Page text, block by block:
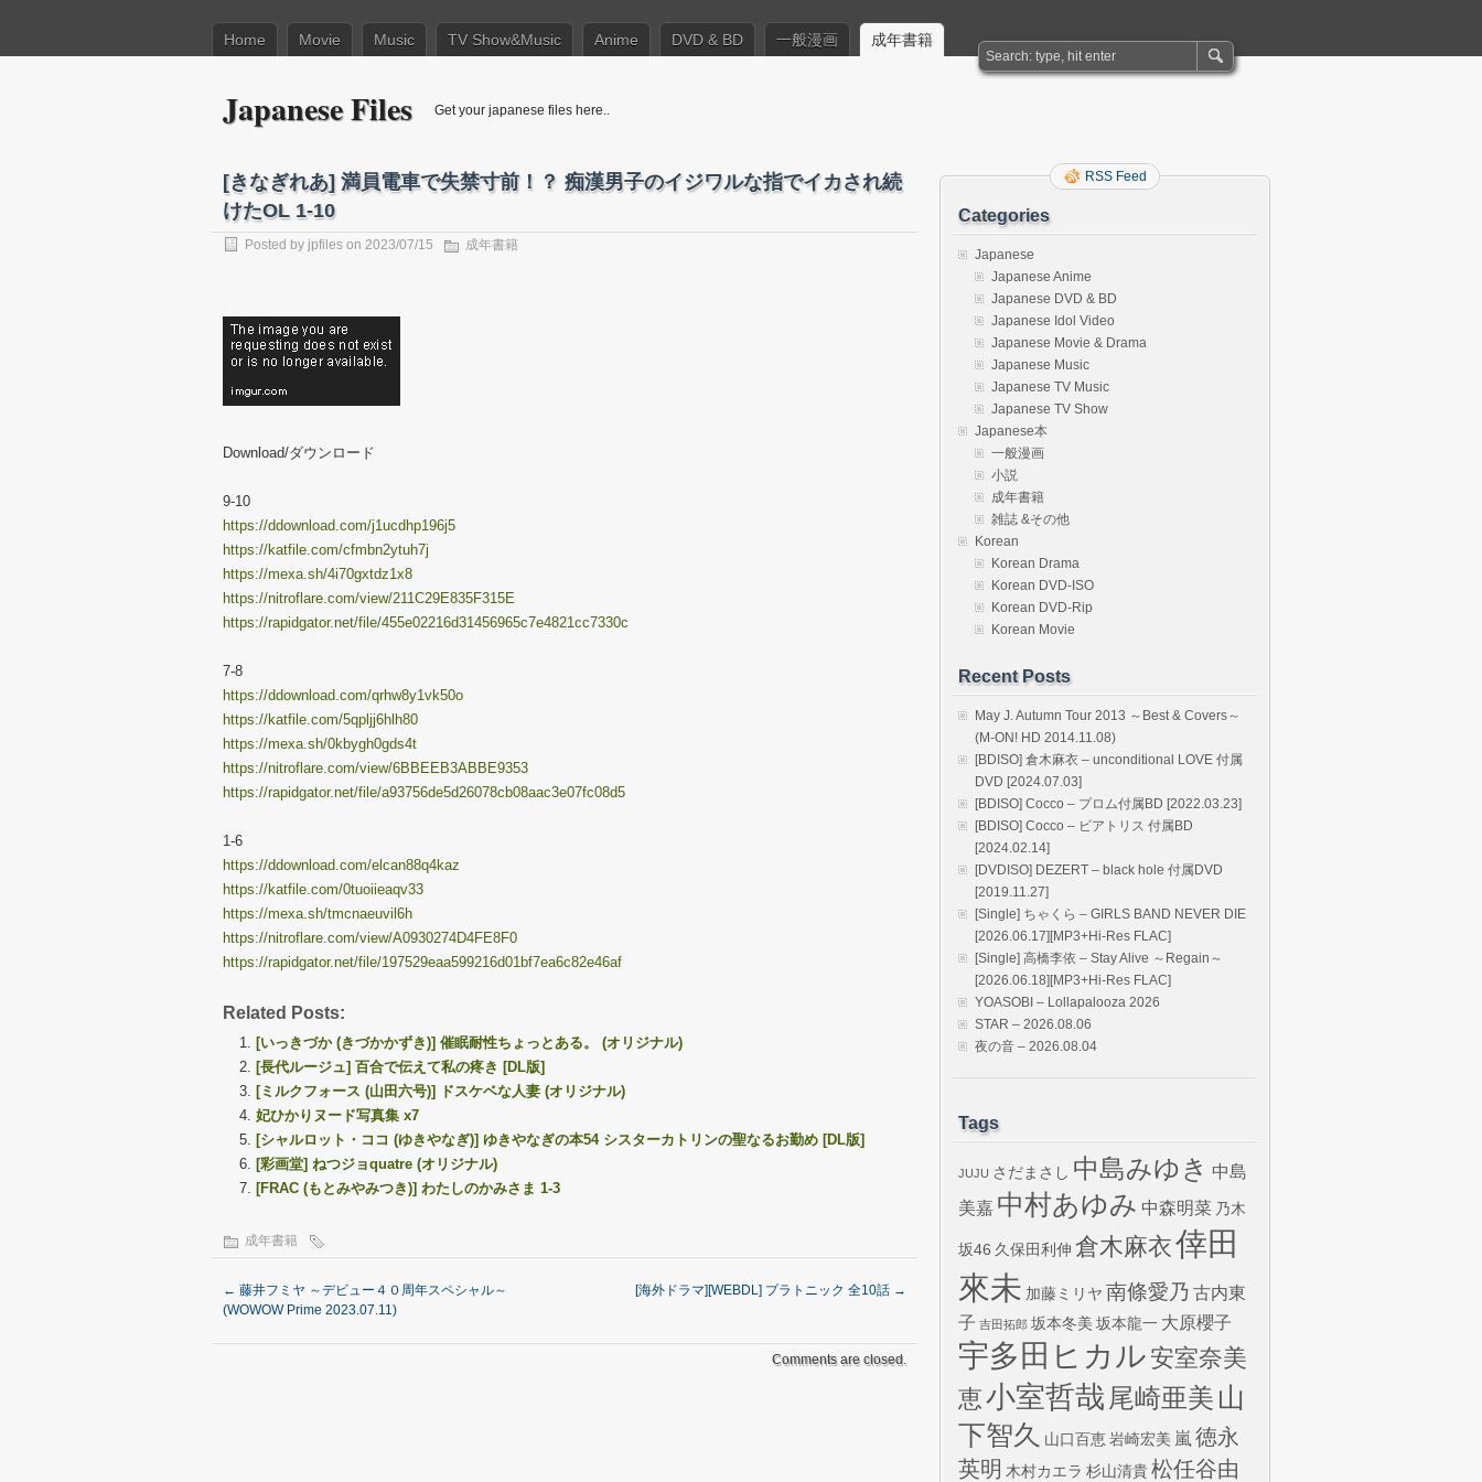
Home Movie Music TV Show&Music Anime DVD & BD 一般漫画 成年書籍
Japanese Files Get your japanese files here..
[きなぎれあ] 満員電車で失禁寸前！？ 痴漢男子のイジワルな指でイカされ続
けたOL 1-10
Posted by jpfiles on 2023/07/15 成年書籍
Download/ダウンロード
9-10
https://ddownload.com/j1ucdhp196j5
https://katfile.com/cfmbn2ytuh7j
https://mexa.sh/4i70gxtdz1x8
https://nitroflare.com/view/211C29E835F315E
https://rapidgator.net/file/455e02216d31456965c7e4821cc7330c
7-8
https://ddownload.com/qrhw8y1vk50o
https://katfile.com/5qpljj6hlh80
https://mexa.sh/0kbygh0gds4t
https://nitroflare.com/view/6BBEEB3ABBE9353
https://rapidgator.net/file/a93756de5d26078cb08aac3e07fc08d5
1-6
https://ddownload.com/elcan88q4kaz
https://katfile.com/0tuoiieaqv33
https://mexa.sh/tmcnaeuvil6h
https://nitroflare.com/view/A0930274D4FE8F0
https://rapidgator.net/file/197529eaa599216d01bf7ea6c82e46af
Related Posts:
[いっきづか (きづかかずき)] 催眠耐性ちょっとある。 (オリジナル)
[長代ルージュ] 百合で伝えて私の疼き [DL版]
[ミルクフォース (山田六号)] ドスケベな人妻 (オリジナル)
妃ひかりヌード写真集 x7
[シャルロット・ココ (ゆきやなぎ)] ゆきやなぎの本54 シスターカトリンの聖なるお勤め [DL版]
[彩画堂] ねつジョquatre (オリジナル)
[FRAC (もとみやみつき)] わたしのかみさま 1-3
成年書籍
← 藤井フミヤ ～デビュー４０周年スペシャル～
(WOWOW Prime 2023.07.11)
[海外ドラマ][WEBDL] プラトニック 全10話 →
Comments are closed.
RSS Feed
Categories
Japanese
Japanese Anime
Japanese DVD & BD
Japanese Idol Video
Japanese Movie & Drama
Japanese Music
Japanese TV Music
Japanese TV Show
Japanese本
一般漫画
小説
成年書籍
雑誌 &その他
Korean
Korean Drama
Korean DVD-ISO
Korean DVD-Rip
Korean Movie
Recent Posts
May J. Autumn Tour 2013 ～Best & Covers～
(M-ON! HD 2014.11.08)
[BDISO] 倉木麻衣 – unconditional LOVE 付属
DVD [2024.07.03]
[BDISO] Cocco – プロム付属BD [2022.03.23]
[BDISO] Cocco – ビアトリス 付属BD
[2024.02.14]
[DVDISO] DEZERT – black hole 付属DVD
[2019.11.27]
[Single] ちゃくら – GIRLS BAND NEVER DIE
[2026.06.17][MP3+Hi-Res FLAC]
[Single] 高橋李依 – Stay Alive ～Regain～
[2026.06.18][MP3+Hi-Res FLAC]
YOASOBI – Lollapalooza 2026
STAR – 2026.08.06
夜の音 – 2026.08.04
Tags
JUJU さだまさし 中島みゆき 中島
美嘉 中村あゆみ 中森明菜 乃木
坂46 久保田利伸 倉木麻衣倖田
來未 加藤ミリヤ 南條愛乃 古内東
子 吉田拓郎 坂本冬美 坂本龍一 大原櫻子
宇多田ヒカル安室奈美
恵小室哲哉 尾崎亜美 山
下智久 山口百恵岩崎宏美 嵐 徳永
英明 木村カエラ 杉山清貴松任谷由